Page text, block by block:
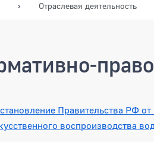
Отраслевая деятельность
Правительства РФ
воспроизводства